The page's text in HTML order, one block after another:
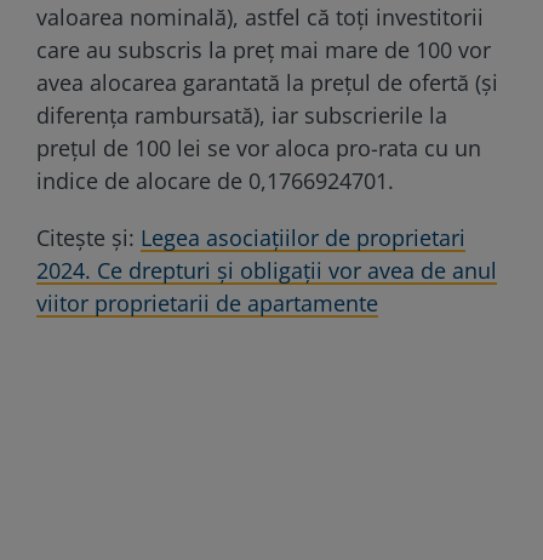
valoarea nominală), astfel că toţi investitorii
care au subscris la preţ mai mare de 100 vor
avea alocarea garantată la preţul de ofertă (şi
diferenţa rambursată), iar subscrierile la
preţul de 100 lei se vor aloca pro-rata cu un
indice de alocare de 0,1766924701.
Citește și: Legea asociaţiilor de proprietari
2024. Ce drepturi şi obligaţii vor avea de anul
viitor proprietarii de apartamente